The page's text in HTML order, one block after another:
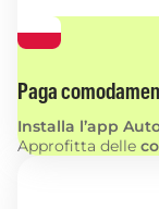
Paga
Installa l’app
Approfitta delle